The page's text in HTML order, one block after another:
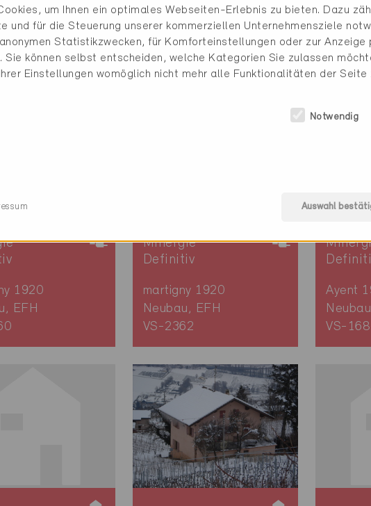
EFH
Martigny 1920
Neubau, EFH
VS-2359
VS-
1920
EFH
Minergie
Definitiv
martigny 1920
Neubau, EFH
VS-2362
Ayent
VS-
um Ihnen ein optimales Webseiten-Erlebnis zu bieten. Dazu
und für die Steuerung unserer kommerziellen Unternehmensziele
Statistikzwecken, für Komforteinstellungen oder zur
Sie können selbst entscheiden, welche Kategorien Sie zulassen
Einstellungen womöglich nicht mehr alle Funktionalitäten der Seite
Notwendig
Auswahl